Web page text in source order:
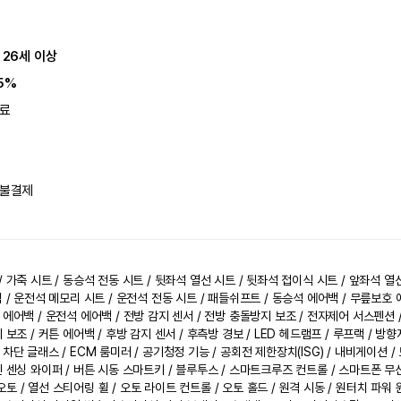
26세 이상
결제
가죽 시트 / 동승석 전동 시트 / 뒷좌석 열선 시트 / 뒷좌석 접이식 시트 / 앞좌석 열
/ 운전석 메모리 시트 / 운전석 전동 시트 / 패들쉬프트 / 동승석 에어백 / 무릎보호
어백 / 운전석 에어백 / 전방 감지 센서 / 전방 충돌방지 보조 / 전자제어 서스펜션
보조 / 커튼 에어백 / 후방 감지 센서 / 후측방 경보 / LED 헤드램프 / 루프랙 / 방향
단 글래스 / ECM 룸미러 / 공기청정 기능 / 공회전 제한장치(ISG) / 내비게이션 /
센싱 와이퍼 / 버튼 시동 스마트키 / 블루투스 / 스마트크루즈 컨트롤 / 스마트폰 무
토 / 열선 스티어링 휠 / 오토 라이트 컨트롤 / 오토 홀드 / 원격 시동 / 원터치 파워